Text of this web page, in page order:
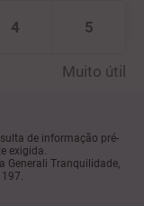
4 5
Muito útil
de informação pré-
exigida.
Generali Tranquilidade,